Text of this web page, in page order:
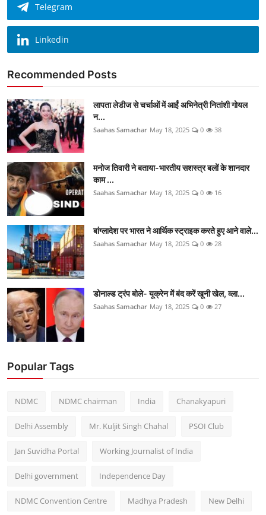
Telegram
Linkedin
Recommended Posts
लापता लेडीज से चर्चाओं में आईं अभिनेत्री नितांशी गोयल
न...
Saahas Samachar May 18, 2025 0 38
मनोज तिवारी ने बताया-भारतीय सशस्त्र बलों के शानदार
काम ...
Saahas Samachar May 18, 2025 0 16
बांग्लादेश पर भारत ने आर्थिक स्ट्राइक करते हुए आने वाले...
Saahas Samachar May 18, 2025 0 28
डोनाल्ड ट्रंप बोले- यूक्रेन में बंद करें खूनी खेल, व्ला...
Saahas Samachar May 18, 2025 0 27
Popular Tags
NDMC NDMC chairman India Chanakyapuri
Delhi Assembly Mr. Kuljit Singh Chahal PSOI Club
Jan Suvidha Portal Working Journalist of India
Delhi government Independence Day
NDMC Convention Centre Madhya Pradesh New Delhi